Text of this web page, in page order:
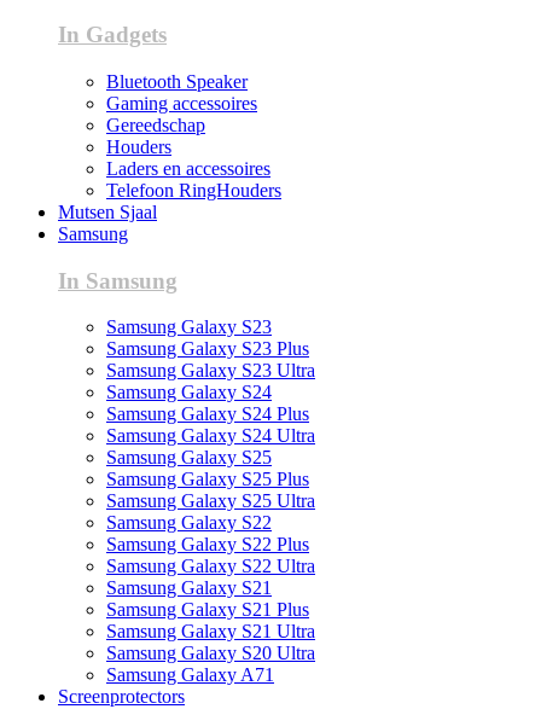
In Gadgets
Bluetooth Speaker
Gaming accessoires
Gereedschap
Houders
Laders en accessoires
Telefoon RingHouders
Mutsen Sjaal
Samsung
In Samsung
Samsung Galaxy S23
Samsung Galaxy S23 Plus
Samsung Galaxy S23 Ultra
Samsung Galaxy S24
Samsung Galaxy S24 Plus
Samsung Galaxy S24 Ultra
Samsung Galaxy S25
Samsung Galaxy S25 Plus
Samsung Galaxy S25 Ultra
Samsung Galaxy S22
Samsung Galaxy S22 Plus
Samsung Galaxy S22 Ultra
Samsung Galaxy S21
Samsung Galaxy S21 Plus
Samsung Galaxy S21 Ultra
Samsung Galaxy S20 Ultra
Samsung Galaxy A71
Screenprotectors